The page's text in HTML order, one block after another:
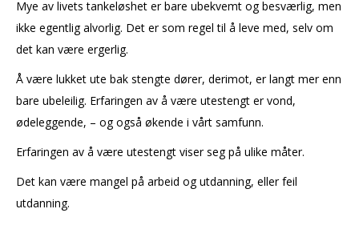
Mye av livets tankeløshet er bare ubekvemt og besværlig, men
ikke egentlig alvorlig. Det er som regel til å leve med, selv om
det kan være ergerlig.
Å være lukket ute bak stengte dører, derimot, er langt mer enn
bare ubeleilig. Erfaringen av å være utestengt er vond,
ødeleggende, – og også økende i vårt samfunn.
Erfaringen av å være utestengt viser seg på ulike måter.
Det kan være mangel på arbeid og utdanning, eller feil
utdanning.